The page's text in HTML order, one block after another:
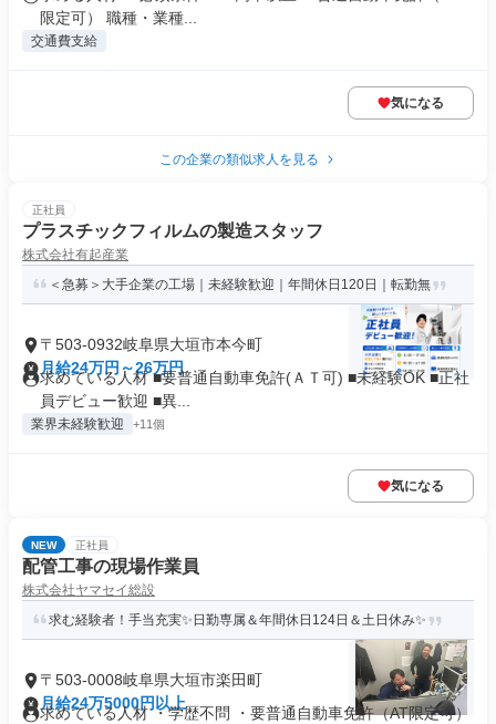
限定可） 職種・業種...
交通費支給
気になる
この企業の類似求人を見る
正社員
プラスチックフィルムの製造スタッフ
株式会社有起産業
＜急募＞大手企業の工場｜未経験歓迎｜年間休日120日｜転勤無
〒503-0932岐阜県大垣市本今町
月給24万円～26万円
求めている人材 ■要普通自動車免許(ＡＴ可) ■未経験OK ■正社
員デビュー歓迎 ■異...
業界未経験歓迎 +11個
気になる
NEW 正社員
配管工事の現場作業員
株式会社ヤマセイ総設
求む経験者！手当充実✨日勤専属＆年間休日124日＆土日休み✨
〒503-0008岐阜県大垣市楽田町
月給24万5000円以上
求めている人材 ・学歴不問 ・要普通自動車免許（AT限定可）